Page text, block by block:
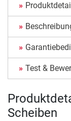
Test &
Scheiben